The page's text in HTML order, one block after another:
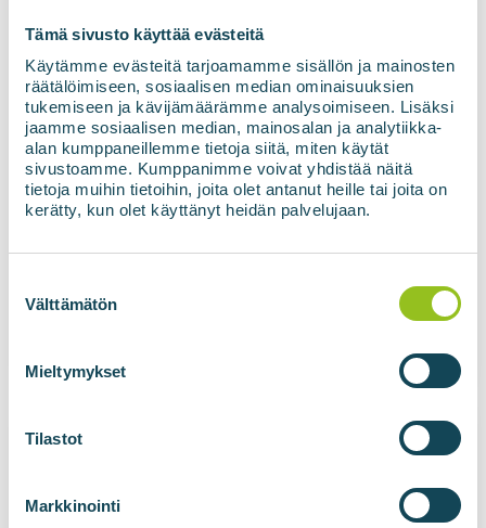
Tämä sivusto käyttää evästeitä
Käytämme evästeitä tarjoamamme sisällön ja mainosten
räätälöimiseen, sosiaalisen median ominaisuuksien
tukemiseen ja kävijämäärämme analysoimiseen. Lisäksi
jaamme sosiaalisen median, mainosalan ja analytiikka-
alan kumppaneillemme tietoja siitä, miten käytät
sivustoamme. Kumppanimme voivat yhdistää näitä
tietoja muihin tietoihin, joita olet antanut heille tai joita on
kerätty, kun olet käyttänyt heidän palvelujaan.
valinta
Välttämätön
Mieltymykset
Tilastot
Markkinointi
BIOpark gaasitankla, Voss Norra
Mikko Ronkainen 05.09.2025 Ei kommentaare
Biovoima tarnib gaasi tankimisjaama Vossis,
Bergenis, Norras, ehitatavale Vose
biometaanitehasele. Tankimisjaam võimaldab
tankida tehases toodetud biometaani
Tehases toodetud biometaani kasutatakse 100%